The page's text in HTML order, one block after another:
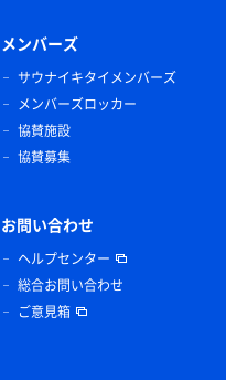
メンバーズ
サウナイキタイメンバーズ
メンバーズロッカー
協賛施設
協賛募集
お問い合わせ
ヘルプセンター
総合お問い合わせ
ご意見箱